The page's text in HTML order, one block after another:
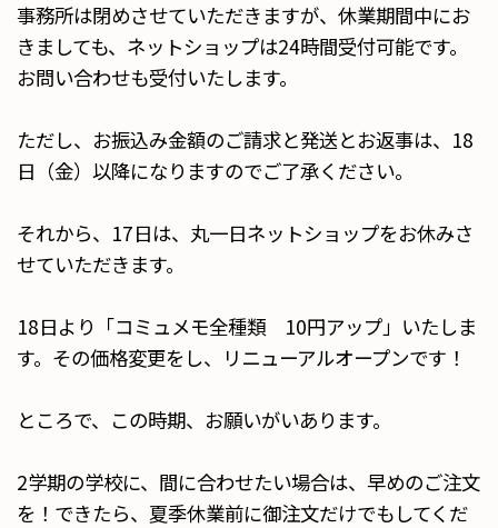
事務所は閉めさせていただきますが、休業期間中にお
きましても、ネットショップは24時間受付可能です。
お問い合わせも受付いたします。
ただし、お振込み金額のご請求と発送とお返事は、18
日（金）以降になりますのでご了承ください。
それから、17日は、丸一日ネットショップをお休みさ
せていただきます。
18日より「コミュメモ全種類 10円アップ」いたしま
す。その価格変更をし、リニューアルオープンです！
ところで、この時期、お願いがいあります。
2学期の学校に、間に合わせたい場合は、早めのご注文
を！できたら、夏季休業前に御注文だけでもしてくだ